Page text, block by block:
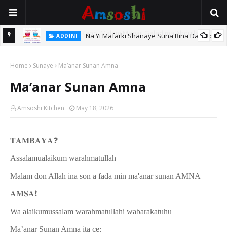
ADDINI Na Yi Mafarki Shanaye Suna Bina Da Gudu
Home Sunaye Ma’anar Sunan Amna
Ma’anar Sunan Amna
Amsoshi Kitchen May 18, 2026
𝐓𝐀𝐌𝐁𝐀𝐘𝐀❓
Assalamualaikum warahmatullah
Malam don Allah ina son a fada min ma'anar sunan AMNA
𝐀𝐌𝐒𝐀❗️
Wa alaikumussalam warahmatullahi wabarakatuhu
Ma’anar Sunan Amna ita ce: